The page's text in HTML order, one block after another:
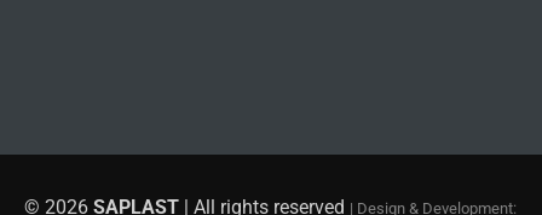
© 2026SAPLAST | All rights reserved | Design & Development: